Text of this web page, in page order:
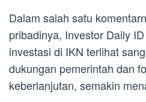
Dalam salah satu
pribadinya, Investor Daily
investasi di IKN terlihat
dukungan pemerintah dan
keberlanjutan, semakin